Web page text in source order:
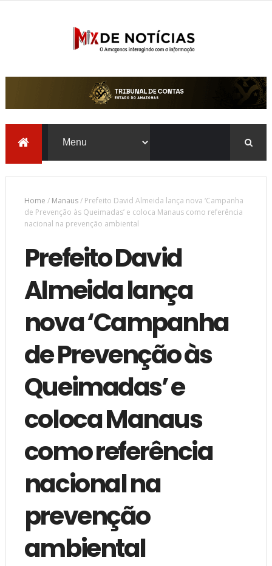
Home / Manaus/ Prefeito David Almeida lança nova ‘Campanha
de Prevenção às Queimadas’ e coloca Manaus como referência
nacional na prevenção ambiental
Prefeito David
Almeida lança
nova ‘Campanha
de Prevenção às
Queimadas’ e
coloca Manaus
como referência
nacional na
prevenção
ambiental